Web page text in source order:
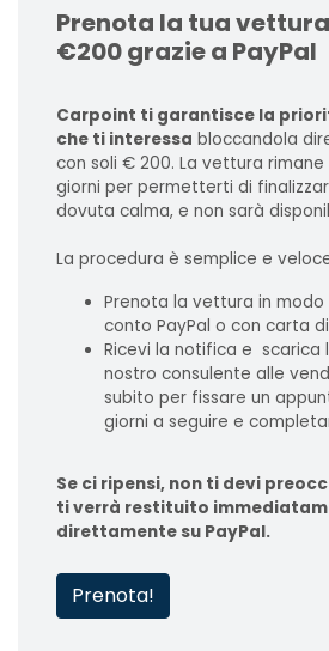
Prenota la tua
€200 grazie a PayPal
Carpoint ti garantisce la
che ti interessa bloccandola
con soli € 200. La vettura
giorni per permetterti di
dovuta calma, e non sarà
La procedura è semplice e
Prenota la vettura in modo
conto PayPal o con carta
Ricevi la notifica e scarica
nostro consulente alle
subito per fissare un
giorni a seguire e
Se ci ripensi, non ti devi
ti verrà restituito
direttamente su PayPal.
Prenota!